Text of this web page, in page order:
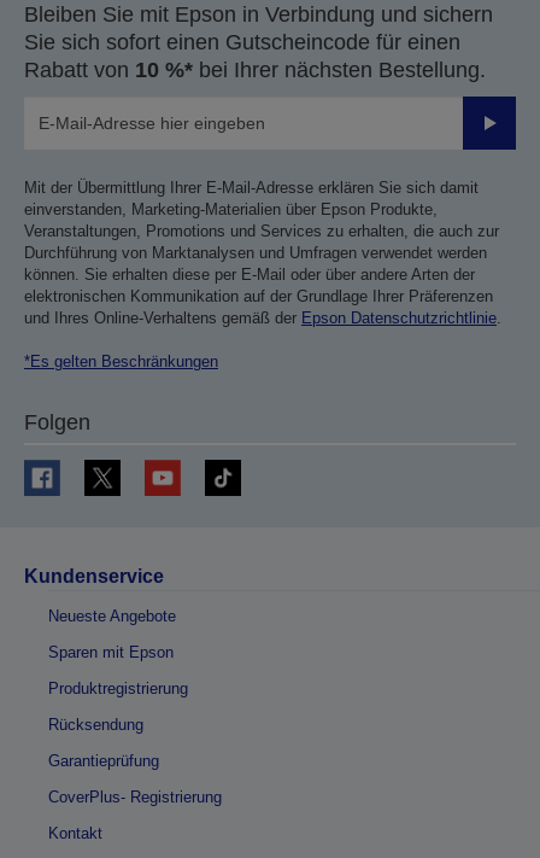
Bleiben Sie mit Epson in Verbindung und sichern
Sie sich sofort einen Gutscheincode für einen
Rabatt von 10 %* bei Ihrer nächsten Bestellung.
Mit der Übermittlung Ihrer E-Mail-Adresse erklären Sie sich damit
einverstanden, Marketing-Materialien über Epson Produkte,
Veranstaltungen, Promotions und Services zu erhalten, die auch zur
Durchführung von Marktanalysen und Umfragen verwendet werden
können. Sie erhalten diese per E-Mail oder über andere Arten der
elektronischen Kommunikation auf der Grundlage Ihrer Präferenzen
und Ihres Online-Verhaltens gemäß der Epson Datenschutzrichtlinie
*Es gelten Beschränkungen
Folgen
Kundenservice
Neueste Angebote
Sparen mit Epson
Produktregistrierung
Rücksendung
Garantieprüfung
CoverPlus- Registrierung
Kontakt